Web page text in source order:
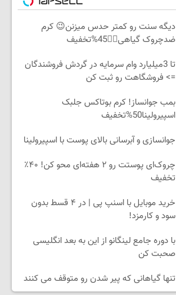
دیگه سنت رو کمتر حدس میزنن😉 کرم
ضدچروک گیاهی👈🏻45%تخفیف
تا 3میلیارد وام سرمایه در گردش فروشندگان
=> فروشگاهت رو ثبت کن
بمب جوانساز! کرم بوتاکس جلبک
اسپیرولینا50%تخفیف
جوانسازی و آبرسانی بالای پوست با اسپیرولینا
چروک‌ای پوستت رو ۲ هفته‌ای محو کن! ۴۰٪
تخفیف
خرید موبایل با اسنپ پی | در ۴ قسط بدون
سود و کارمزد!
با دوره جامع لینگانو از این به بعد انگلیسی
صحبت کن
تنها گیاهانی که پیر شدن رو متوقف می کنند